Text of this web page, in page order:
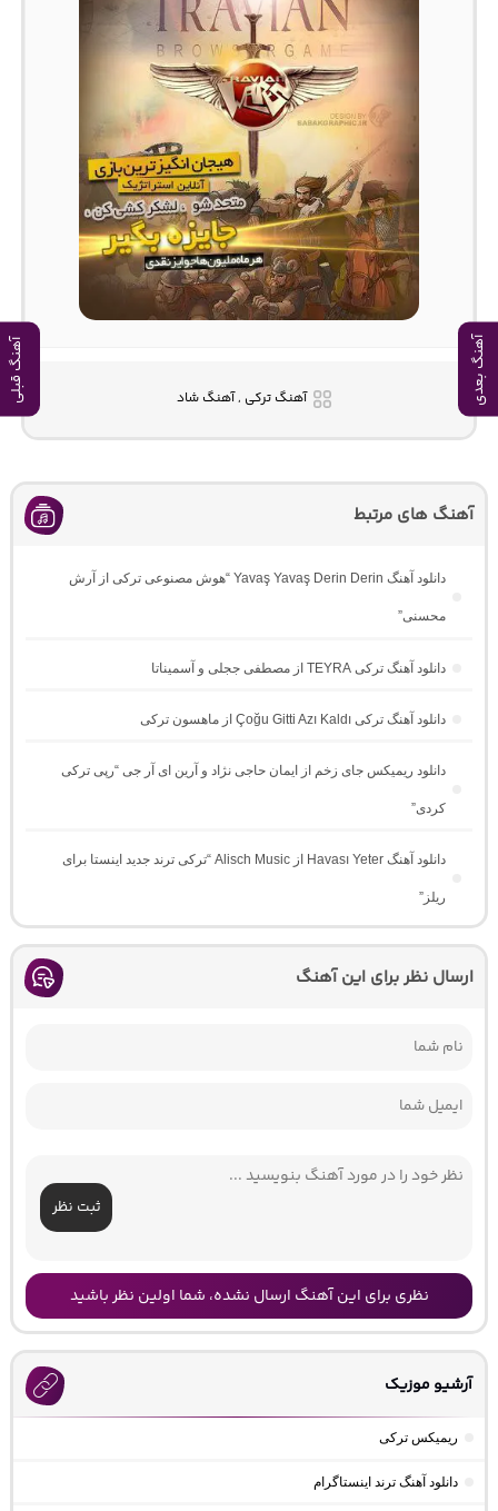
آهنگ بعدی آهنگ قبلی آهنگ ترکی , آهنگ شاد
آهنگ های مرتبط
دانلود آهنگ Yavaş Yavaş Derin Derin “هوش مصنوعی ترکی از آرش
محسنی”
دانلود آهنگ ترکی TEYRA از مصطفی ججلی و آسمیناتا
دانلود آهنگ ترکی Çoğu Gitti Azı Kaldı از ماهسون ترکی
دانلود ریمیکس جای زخم از ایمان حاجی نژاد و آرین ای آر جی “رپی ترکی
کردی”
دانلود آهنگ Havası Yeter از Alisch Music “ترکی ترند جدید اینستا برای
ریلز”
ارسال نظر برای این آهنگ
ثبت نظر
نظری برای این آهنگ ارسال نشده، شما اولین نظر باشید
آرشیو موزیک
ریمیکس ترکی
دانلود آهنگ ترند اینستاگرام